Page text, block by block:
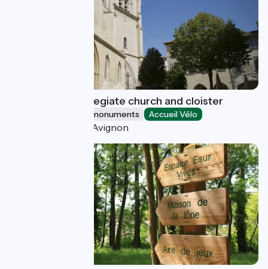
Notre-Dame collegiate church and cloister
Sites and historical monuments Accueil Vélo
Villeneuve-lès-Avignon